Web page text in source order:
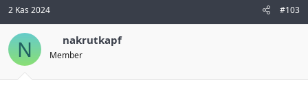
2 Kas 2024 #103
N nakrutkapf
Member